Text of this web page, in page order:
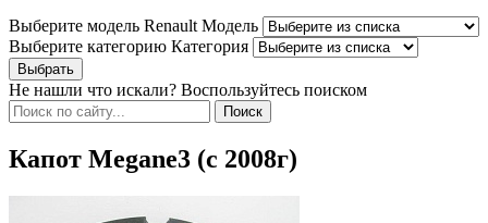
Выберите модель Renault Модель
Выберите категорию Категория
Не нашли что искали? Воспользуйтесь поиском
Капот Megane3 (с 2008г)